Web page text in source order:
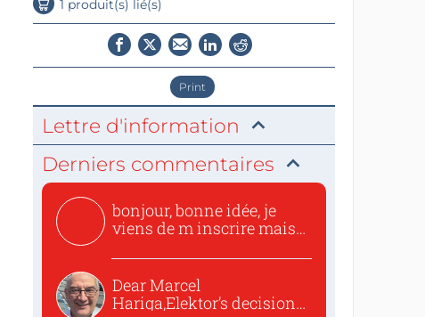
1 produit(s) lié(s)
Print
Lettre d'information
Derniers commentaires
bonjour, bonne idée, je
viens de m inscrire mais
Dear Marcel
Hariga,Elektor’s decision